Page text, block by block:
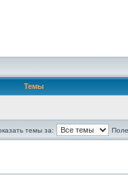
Темы
темы за: